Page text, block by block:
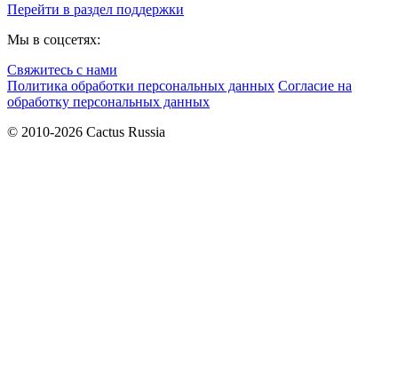
Перейти в раздел поддержки
Мы в соцсетях:
Свяжитесь с нами
Политика обработки персональных данных Согласие на
обработку персональных данных
© 2010-2026 Cactus Russia